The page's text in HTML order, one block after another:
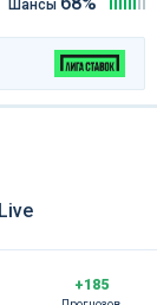
Шансы
Live
+185